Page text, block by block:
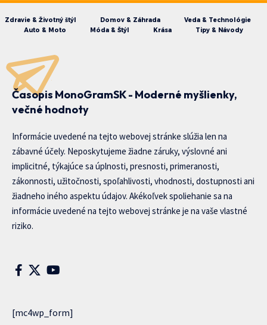
Zdravie & Životný štýl Domov & Záhrada
Veda & Technológie
Auto & Moto
Móda & Štýl Krása Tipy & Návody
Časopis MonoGramSK - Moderné myšlienky,
večné hodnoty
Informácie uvedené na tejto webovej stránke slúžia len na
zábavné účely. Neposkytujeme žiadne záruky, výslovné ani
implicitné, týkajúce sa úplnosti, presnosti, primeranosti,
zákonnosti, užitočnosti, spoľahlivosti, vhodnosti, dostupnosti ani
žiadneho iného aspektu údajov. Akékoľvek spoliehanie sa na
informácie uvedené na tejto webovej stránke je na vaše vlastné
riziko.
[mc4wp_form]